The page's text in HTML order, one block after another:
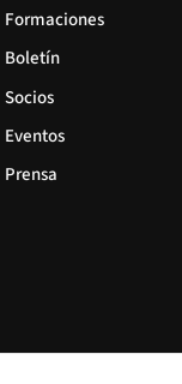
Formaciones
Boletín
Socios
Eventos
Prensa